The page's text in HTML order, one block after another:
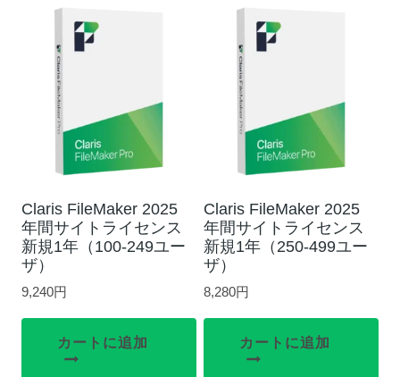
Claris FileMaker 2025
年間サイトライセンス
新規1年（100-249ユー
ザ）
9,240円
カートに追加
Claris FileMaker 2025
年間サイトライセンス
新規1年（250-499ユー
ザ）
8,280円
カートに追加